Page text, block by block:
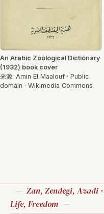
An Arabic Zoological Dictionary
(1932) book cover
来源: Amin El Maalouf · Public
domain · Wikimedia Commons
Zan, Zendegi, Azadi
Life, Freedom